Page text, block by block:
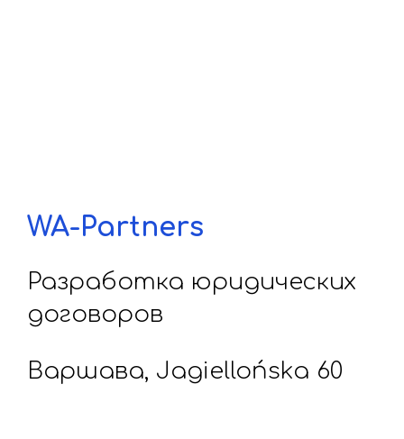
WA-Partners
Разработка юридических
договоров
Варшава, Jagiellońska 60